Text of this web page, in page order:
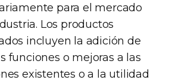
para el mercado
Los productos
incluyen la adición de
funciones o mejoras a las
existentes o a la utilidad